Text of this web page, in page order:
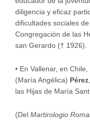
diligencia y eficaz
dificultades sociales
Congregación de las
san Gerardo († 1926).
• En Vallenar, en
(María Angélica) Pérez
las Hijas de María
(Del Martirologio